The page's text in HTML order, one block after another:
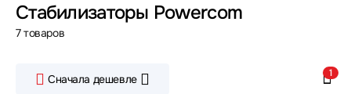
Стабилизаторы Powercom
7 товаров
Сначала дешевле 1